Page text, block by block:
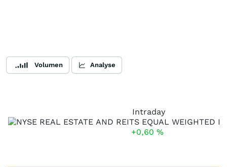
Volumen Analyse
Intraday
+0,60 %